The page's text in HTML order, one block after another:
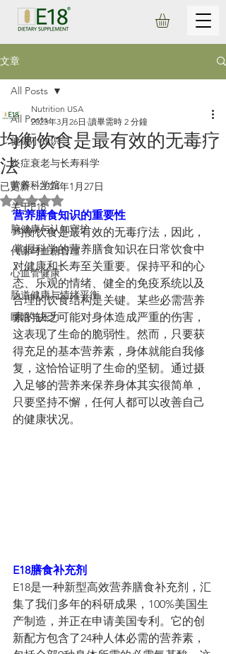
文章
All Posts
健康小知识
炎症衰老与长寿科学
营养科学馆
关于E18
脑健康与认知守护
代谢与血糖管理
心血管健康
肠道健康与情绪平衡
睡眠与压力
All Posts
均衡饮食是最有效的无毒疗
法
Nutrition USA
2023年3月26日 讀畢需時 2 分鐘
已更新：2024年1月27日
評等為 NaN（最高為 5 顆星）。
营养膳食知识的重要性
均衡饮食是最有效的无毒疗法，因此，
掌握科学的营养膳食知识在日常饮食中
对健康和长寿至关重要。保持平和的心
态、乐观的情绪、健全的免疫系统以及
合理的饮食结构是关键。某些必需营养
素的缺乏可能对身体造成严重的伤害，
这表现了生命的脆弱性。然而，只要获
得充足的基本营养素，身体就能自我修
复，这恰恰证明了生命的坚韧。通过摄
入足够的营养来保养身体其实很简单，
只要坚持不懈，任何人都可以改善自己
的健康状况。
E18膳食补充剂
E18是一种新型高效营养膳食补充剂，汇
集了我们多年的科研成果，100%美国生
产制造，并正在申请美国专利。它的创
新配方包含了24种人体必需的营养素，